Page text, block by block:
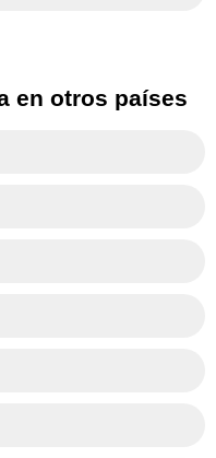
en otros países